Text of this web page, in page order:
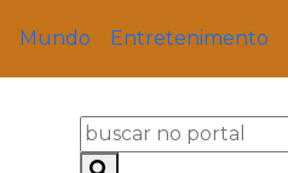
Mundo Entretenimento